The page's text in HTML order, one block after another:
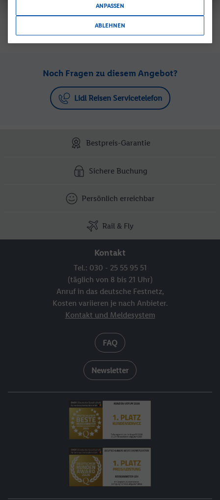
Noch Fragen zu diesem Angebot?
Lidl Reisen Servicetelefon
Bestpreis-Garantie
Sichere Buchung
Persönlich erreichbar
Rail & Fly
Kontakt
Tel.: 030 - 25 55 95 51
(täglich von 8 bis 21 Uhr)
Anruf in das deutsche Festnetz,
Kosten variieren je nach Anbieter.
Kontakt und Meldesystem
FAQ
Newsletter
ANPASSEN
ABLEHNEN